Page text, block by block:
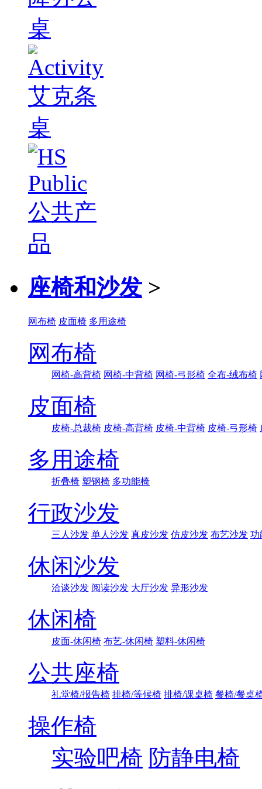
座椅和沙发 >
网布椅 皮面椅 多用途椅
网布椅
网椅-高背椅 网椅-中背椅 网椅-弓形椅 全布-绒布椅
皮面椅
皮椅-总裁椅 皮椅-高背椅 皮椅-中背椅 皮椅-弓形椅
多用途椅
折叠椅 塑钢椅 多功能椅
行政沙发
三人沙发 单人沙发 真皮沙发 仿皮沙发 布艺沙发 功
休闲沙发
洽谈沙发 阅读沙发 大厅沙发 异形沙发
休闲椅
皮面-休闲椅 布艺-休闲椅 塑料-休闲椅
公共座椅
礼堂椅/报告椅 排椅/等候椅 排椅/课桌椅 餐椅/餐桌
操作椅
实验吧椅 防静电椅